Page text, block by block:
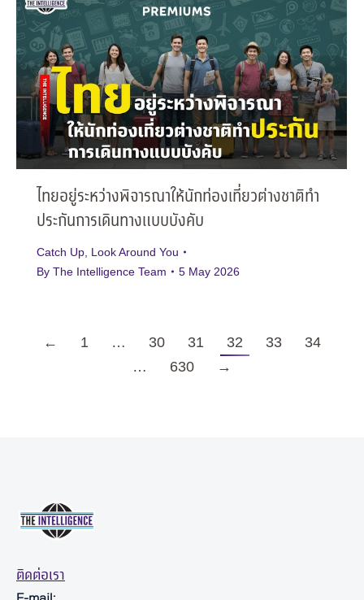
ไทยอยู่ระหว่างพิจารณาให้นักท่องเที่ยวต่างชาติทำ
ประกันการเดินทางแบบบังคับ
Catch Up Look Around You
By The Intelligence Team 5 May 2026
← 1 … 30 31 32 33
34
…
630 →
ติดต่อเรา